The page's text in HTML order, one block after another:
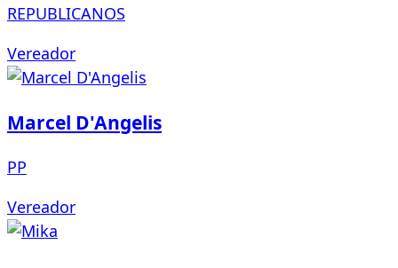
REPUBLICANOS
Vereador
Marcel D'Angelis
PP
Vereador